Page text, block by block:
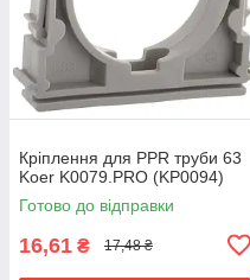
Кріплення для PPR труби 63
Koer K0079.PRO (KP0094)
Готово до відправки
16,61 ₴ 17,48 ₴